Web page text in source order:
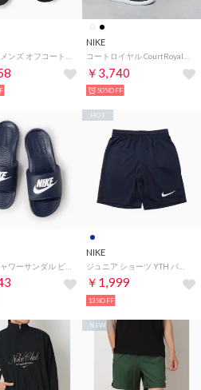
NIKE
￥3,740
50%OFF
NIKE
ジュニア ショーツ YTH パーク III NB ショート K BV6865410 （ネイビー）
￥1,999
HOT
13%OFF
NEW